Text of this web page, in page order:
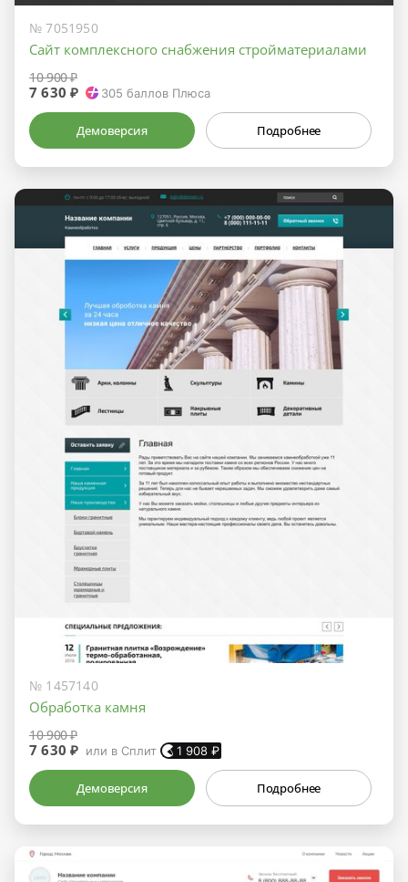
№ 7051950
Сайт комплексного снабжения стройматериалами
10 900 ₽
7 630 ₽ 305 баллов Плюса
Демоверсия Подробнее
№ 1457140
Обработка камня
10 900 ₽
7 630 ₽ или в Сплит 1 908 ₽
Демоверсия Подробнее